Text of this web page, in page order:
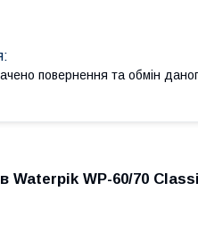
повернення та обмін
Waterpik WP-60/70